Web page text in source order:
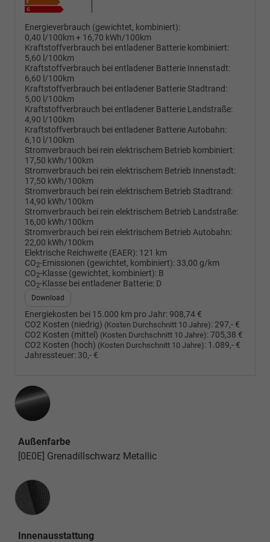
Energieverbrauch (gewichtet, kombiniert):
0,40 l/100km + 16,70 kWh/100km
Kraftstoffverbrauch bei entladener Batterie kombiniert:
5,60 l/100km
Kraftstoffverbrauch bei entladener Batterie Innenstadt:
6,60 l/100km
Kraftstoffverbrauch bei entladener Batterie Stadtrand:
5,00 l/100km
Kraftstoffverbrauch bei entladener Batterie Landstraße:
4,90 l/100km
Kraftstoffverbrauch bei entladener Batterie Autobahn:
6,10 l/100km
Stromverbrauch bei rein elektrischem Betrieb kombiniert:
17,50 kWh/100km
Stromverbrauch bei rein elektrischem Betrieb Innenstadt:
17,50 kWh/100km
Stromverbrauch bei rein elektrischem Betrieb Stadtrand:
14,90 kWh/100km
Stromverbrauch bei rein elektrischem Betrieb Landstraße:
16,00 kWh/100km
Stromverbrauch bei rein elektrischem Betrieb Autobahn:
22,00 kWh/100km
Elektrische Reichweite (EAER): 121 km
CO2-Emissionen (gewichtet, kombiniert): 33,00 g/km
CO2-Klasse (gewichtet, kombiniert): B
CO2-Klasse bei entladener Batterie: D
Download
Energiekosten bei 15.000 km pro Jahr: 908,74 €
CO2 Kosten (niedrig) (Kosten Durchschnitt 10 Jahre): 297,- €
CO2 Kosten (mittel) (Kosten Durchschnitt 10 Jahre):705,38 €
CO2 Kosten (hoch) (Kosten Durchschnitt 10 Jahre): 1.089,- €
Jahressteuer: 30,- €
Außenfarbe
[0E0E] Grenadillschwarz Metallic
Innenausstattung
Innenausstattung